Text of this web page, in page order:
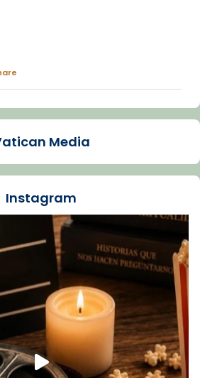
de Barcelona
depressió. Fa gairebé
Lluís Companys, la
comp
Vatican
es/iglesia/news/2026-
depresion-papa-viaje-
Media
Instagram